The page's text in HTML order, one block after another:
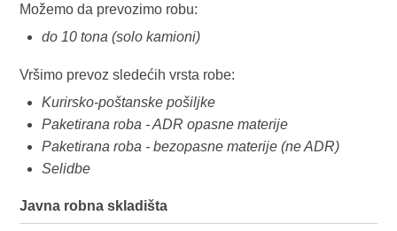
Možemo da prevozimo robu:
do 10 tona (solo kamioni)
Vršimo prevoz sledećih vrsta robe:
Kurirsko-poštanske pošiljke
Paketirana roba - ADR opasne materije
Paketirana roba - bezopasne materije (ne ADR)
Selidbe
Javna robna skladišta